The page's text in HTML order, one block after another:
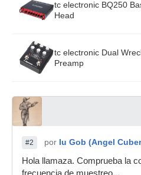
tc electronic BQ250
Head
tc electronic Dual
Preamp
#2 por Iu Gob (Angel
Hola llamaza. Comprueba la